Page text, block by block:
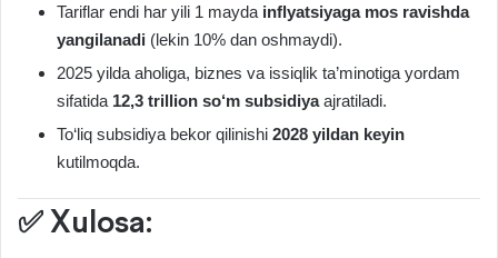
Tariflar endi har yili 1 mayda inflyatsiyaga mos ravishda
yangilanadi (lekin 10% dan oshmaydi).
2025 yilda aholiga, biznes va issiqlik ta’minotiga yordam
sifatida 12,3 trillion so‘m subsidiyaajratiladi.
To‘liq subsidiya bekor qilinishi 2028 yildan keyin
kutilmoqda.
✅ Xulosa: